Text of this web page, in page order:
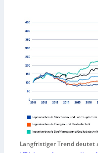
Langfristiger Trend deutet